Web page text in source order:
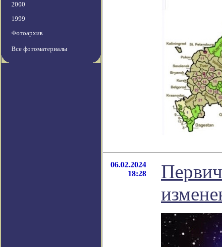
2000
1999
Фотоархив
Все фотоматериалы
06.02.2024
18:28